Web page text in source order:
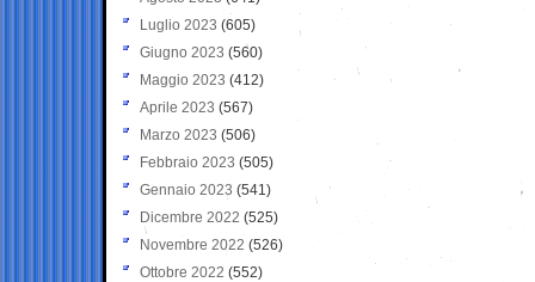
Luglio 2023 (605)
Giugno 2023 (560)
Maggio 2023 (412)
Aprile 2023 (567)
Marzo 2023 (506)
Febbraio 2023 (505)
Gennaio 2023 (541)
Dicembre 2022 (525)
Novembre 2022 (526)
Ottobre 2022 (552)